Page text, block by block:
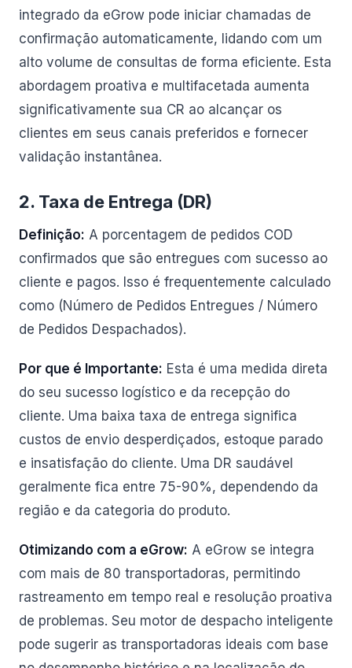
integrado da eGrow pode iniciar chamadas de
confirmação automaticamente, lidando com um
alto volume de consultas de forma eficiente. Esta
abordagem proativa e multifacetada aumenta
significativamente sua CR ao alcançar os
clientes em seus canais preferidos e fornecer
validação instantânea.
2. Taxa de Entrega (DR)
Definição: A porcentagem de pedidos COD
confirmados que são entregues com sucesso ao
cliente e pagos. Isso é frequentemente calculado
como (Número de Pedidos Entregues / Número
de Pedidos Despachados).
Por que é Importante: Esta é uma medida direta
do seu sucesso logístico e da recepção do
cliente. Uma baixa taxa de entrega significa
custos de envio desperdiçados, estoque parado
e insatisfação do cliente. Uma DR saudável
geralmente fica entre 75-90%, dependendo da
região e da categoria do produto.
Otimizando com a eGrow: A eGrow se integra
com mais de 80 transportadoras, permitindo
rastreamento em tempo real e resolução proativa
de problemas. Seu motor de despacho inteligente
pode sugerir as transportadoras ideais com base